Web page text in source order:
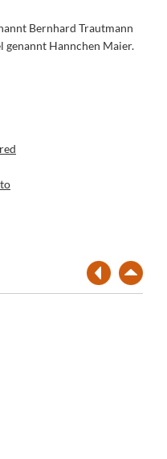
Bernhard Trautmann
genannt Hannchen Maier.